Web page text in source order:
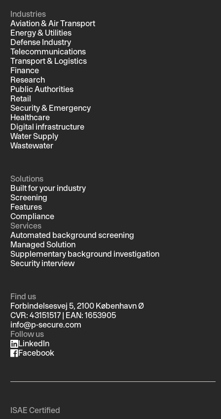
Industries
Aviation & Air Transport
Energy & Utilities
Defense Industry
Telecommunications
Transport & Logistics
Finance
Research
Public Authorities
Retail
Security & Emergency
Healthcare
Digital infrastructure
Water Supply
Wastewater
Solutions
Built for your industry
Screening
Features
Compliance
Services
Automated background screening
Managed Solution
Supplementary background investigation
Security interview
Find us
Forbindelsesvej 5, 2100 København Ø
CVR: 43151517 | EAN: 1653905
info@p-secure.com
Follow us
LinkedIn
Facebook
ISAE Certified